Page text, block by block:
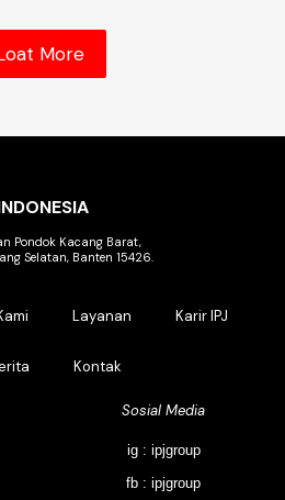
More
Pondok Kacang Barat,
Selatan, Banten 15426.
Layanan Karir IPJ
Kontak
Sosial Media
ig : ipjgroup
fb : ipjgroup